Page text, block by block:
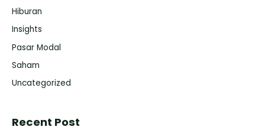
Hiburan
Insights
Pasar Modal
Saham
Uncategorized
Recent Post